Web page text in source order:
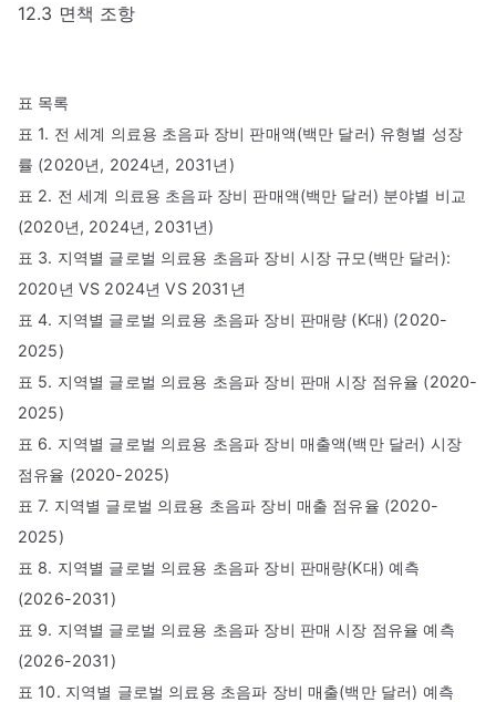
12.3 면책 조항
표 목록
표 1. 전 세계 의료용 초음파 장비 판매액(백만 달러) 유형별 성장
률 (2020년, 2024년, 2031년)
표 2. 전 세계 의료용 초음파 장비 판매액(백만 달러) 분야별 비교
(2020년, 2024년, 2031년)
표 3. 지역별 글로벌 의료용 초음파 장비 시장 규모(백만 달러):
2020년 VS 2024년 VS 2031년
표 4. 지역별 글로벌 의료용 초음파 장비 판매량 (K대) (2020-
2025)
표 5. 지역별 글로벌 의료용 초음파 장비 판매 시장 점유율 (2020-
2025)
표 6. 지역별 글로벌 의료용 초음파 장비 매출액(백만 달러) 시장
점유율 (2020-2025)
표 7. 지역별 글로벌 의료용 초음파 장비 매출 점유율 (2020-
2025)
표 8. 지역별 글로벌 의료용 초음파 장비 판매량(K대) 예측
(2026-2031)
표 9. 지역별 글로벌 의료용 초음파 장비 판매 시장 점유율 예측
(2026-2031)
표 10. 지역별 글로벌 의료용 초음파 장비 매출(백만 달러) 예측